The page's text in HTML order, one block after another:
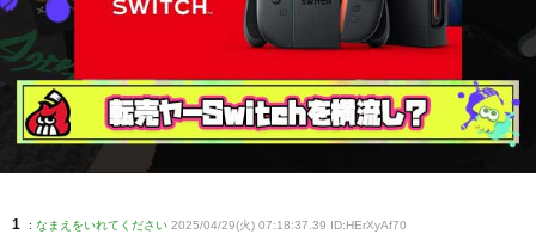
1 : なまえをいれてください 2025/04/29(火) 07:18:37.39 ID:HErXyAf70